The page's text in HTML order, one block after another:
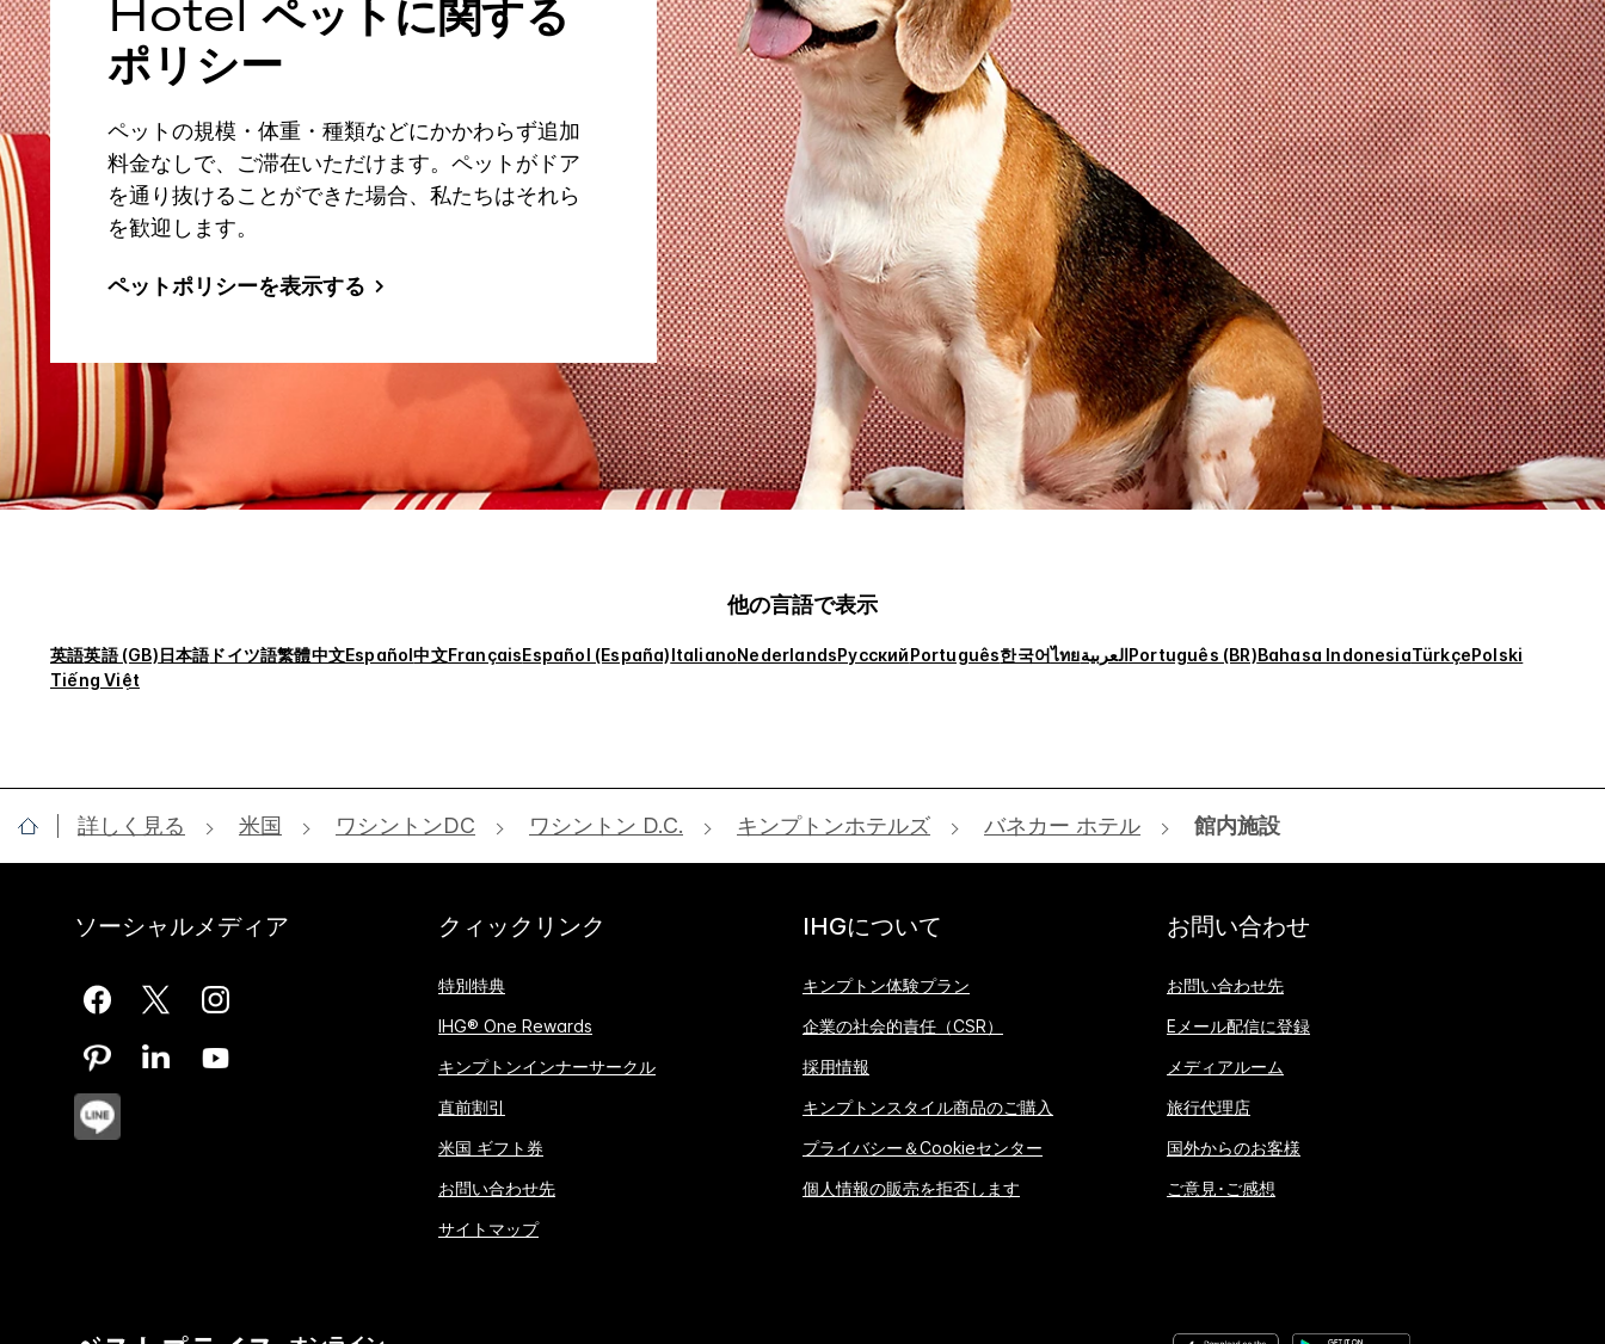
Hotel ペットに関する
ポリシー
ペットの規模・体重・種類などにかかわらず追加
料金なしで、ご滞在いただけます。ペットがドア
を通り抜けることができた場合、私たちはそれら
を歓迎します。
ペットポリシーを表示する
他の言語で表示
英語英語 (GB)日本語 ドイツ語繁體中文Español中文FrançaisEspañol (España)ItalianoNederlandsРусскийPortuguês한국어ไทยالعربيةPortuguês (BR)Bahasa IndonesiaTürkçePolski
Tiếng Việt
詳しく見る 米国 ワシントンDC ワシントン D.C. キンプトンホテルズ バネカー ホテル 館内施設
ソーシャルメディア クィックリンク
特別特典
IHG® One Rewards
キンプトンインナーサークル
直前割引
米国 ギフト券
お問い合わせ先
サイトマップ
IHGについて
キンプトン体験プラン
企業の社会的責任（CSR）
採用情報
キンプトンスタイル商品のご購入
プライバシー＆Cookieセンター
個人情報の販売を拒否します
お問い合わせ
お問い合わせ先
Eメール配信に登録
メディアルーム
旅行代理店
国外からのお客様
ご意見･ご感想